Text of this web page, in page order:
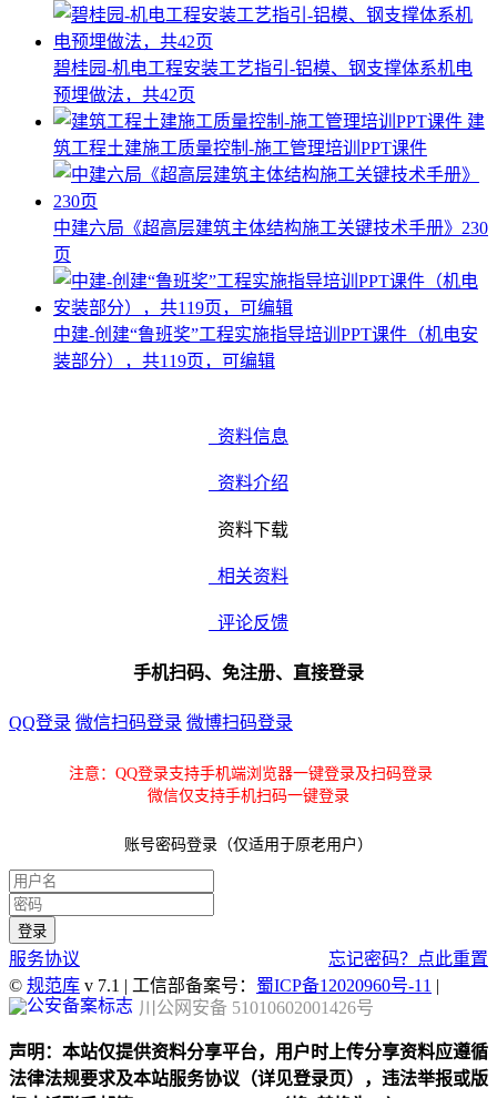
碧桂园-机电工程安装工艺指引-铝模、钢支撑体系机电
预埋做法，共42页
建
筑工程土建施工质量控制-施工管理培训PPT课件
中建六局《超高层建筑主体结构施工关键技术手册》230
页
中建-创建“鲁班奖”工程实施指导培训PPT课件（机电安
装部分），共119页，可编辑
资料信息
资料介绍
资料下载
相关资料
评论反馈
手机扫码、免注册、直接登录
QQ登录 微信扫码登录 微博扫码登录
注意：QQ登录支持手机端浏览器一键登录及扫码登录
微信仅支持手机扫码一键登录
账号密码登录（仅适用于原老用户）
服务协议
忘记密码？点此重置
© 规范库 v 7.1 | 工信部备案号： 蜀ICP备12020960号-11 |
川公网安备 51010602001426号
声明：本站仅提供资料分享平台，用户时上传分享资料应遵循
法律法规要求及本站服务协议（详见登录页），违法举报或版